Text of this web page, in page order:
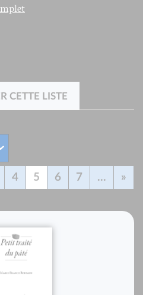
CETTE LISTE
4 5 6 7 ... »